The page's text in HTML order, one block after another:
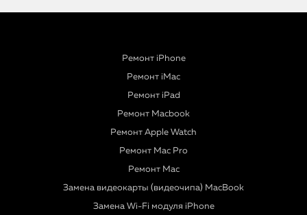
Ремонт iPhone
Ремонт iMac
Ремонт iPad
Ремонт Macbook
Ремонт Apple Watch
Ремонт Mac Pro
Ремонт Mac
Замена видеокарты (видеочипа) MacBook
Замена Wi-Fi модуля iPhone